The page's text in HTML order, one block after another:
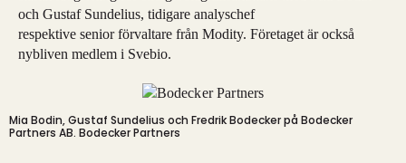
och Gustaf Sundelius, tidigare analyschef
respektive senior förvaltare från Modity. Företaget är också
nybliven medlem i Svebio.
Mia Bodin, Gustaf Sundelius och Fredrik Bodecker på Bodecker
Partners AB. Bodecker Partners